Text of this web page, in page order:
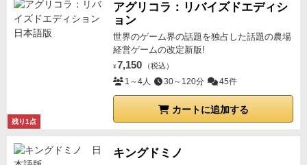
残り1点
アグリコラ：リバイズドエディシ
ョン
世界のゲーム界の話題を独占した話題の農場
経営ゲームの改定新版!
¥ 7,150 （税込）
1～4人 30～120分 45件
カートに追加する
キングドミノ